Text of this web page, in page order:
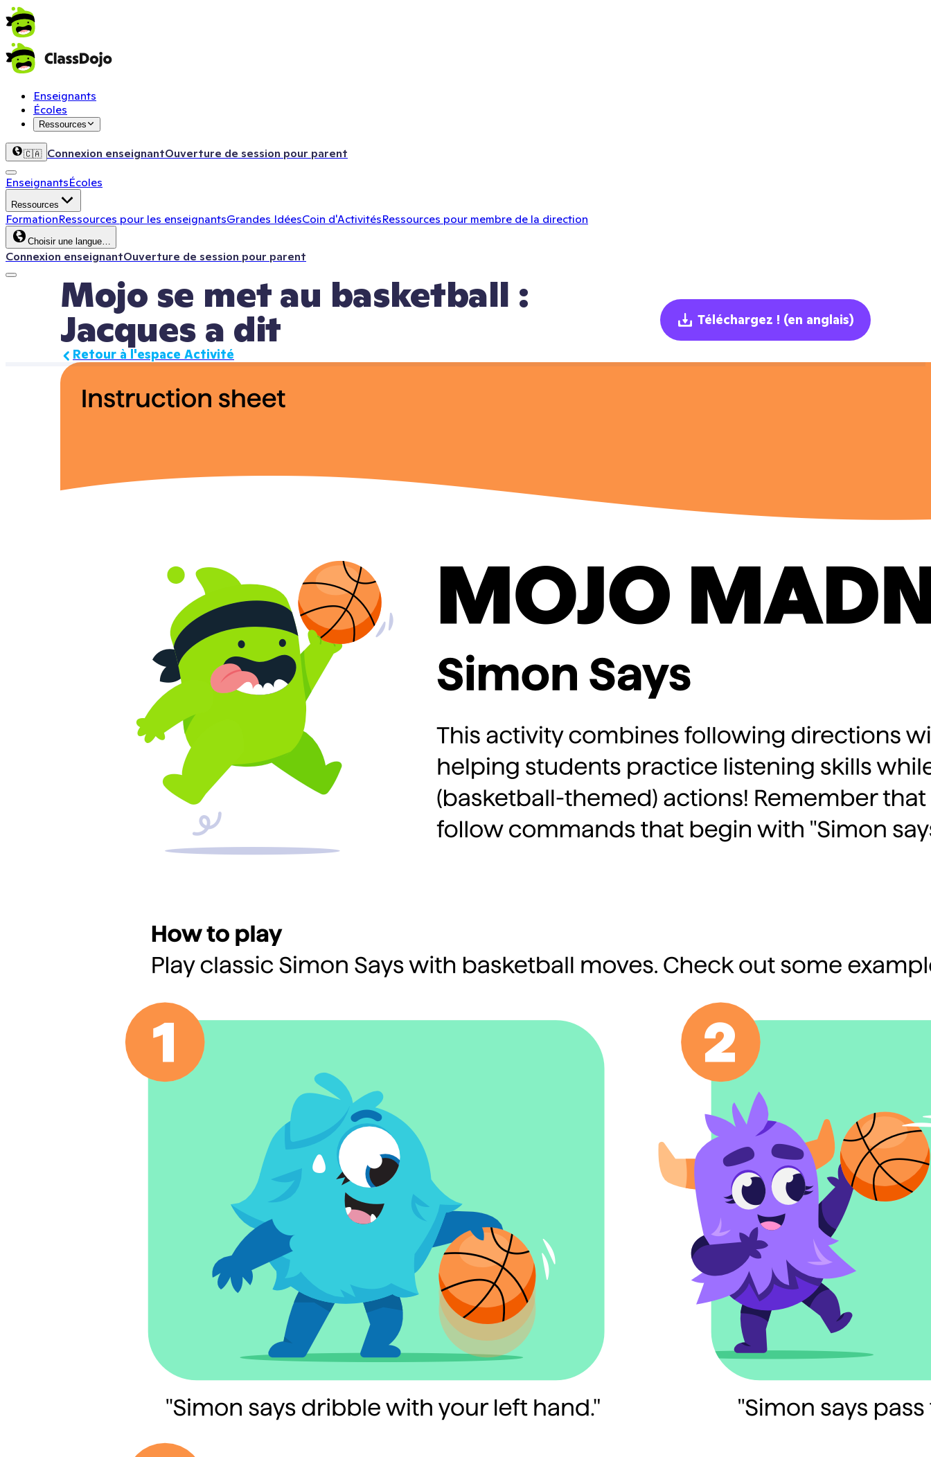
Enseignants
Écoles
Ressources
🇨🇦 Connexion enseignantOuverture de session pour parent
EnseignantsÉcoles
Ressources
FormationRessources pour les enseignantsGrandes IdéesCoin d'ActivitésRessources pour membre de la direction
Choisir une langue…
Connexion enseignantOuverture de session pour parent
Mojo se met au basketball :
Jacques a dit
Retour à l'espace Activité
Téléchargez ! (en anglais)